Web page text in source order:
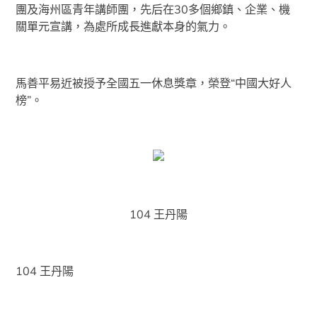
團及海州區青年講師團，先后在30多個鄉鎮、企業、機
關單元宣講，為處所成長進獻本身的氣力。
馬善平易近被授予全國五一休息獎章，榮登“中國大好人
榜”。
104 王丹陽
104 王丹陽